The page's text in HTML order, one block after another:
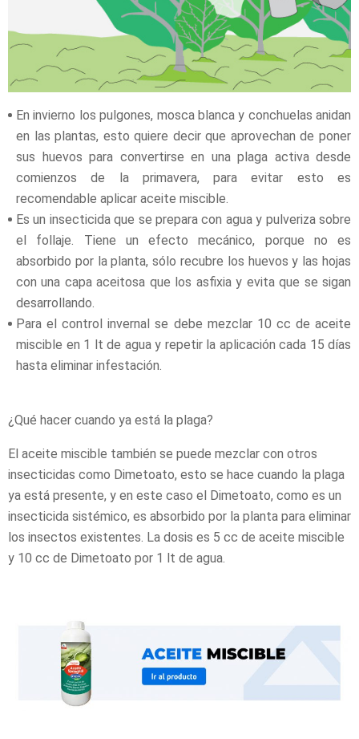
En invierno los pulgones, mosca blanca y conchuelas anidan
en las plantas, esto quiere decir que aprovechan de poner
sus huevos para convertirse en una plaga activa desde
comienzos de la primavera, para evitar esto es
recomendable aplicar aceite miscible.
Es un insecticida que se prepara con agua y pulveriza sobre
el follaje. Tiene un efecto mecánico, porque no es
absorbido por la planta, sólo recubre los huevos y las hojas
con una capa aceitosa que los asfixia y evita que se sigan
desarrollando.
Para el control invernal se debe mezclar 10 cc de aceite
miscible en 1 lt de agua y repetir la aplicación cada 15 días
hasta eliminar infestación.
¿Qué hacer cuando ya está la plaga?
El aceite miscible también se puede mezclar con otros
insecticidas como Dimetoato, esto se hace cuando la plaga
ya está presente, y en este caso el Dimetoato, como es un
insecticida sistémico, es absorbido por la planta para eliminar
los insectos existentes. La dosis es 5 cc de aceite miscible
y 10 cc de Dimetoato por 1 lt de agua.